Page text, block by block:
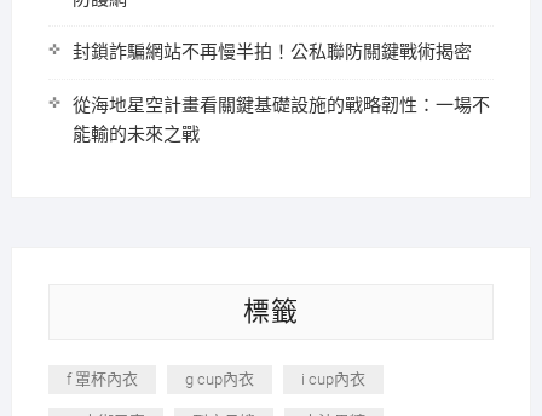
封鎖詐騙網站不再慢半拍！公私聯防關鍵戰術揭密
從海地星空計畫看關鍵基礎設施的戰略韌性：一場不
能輸的未來之戰
標籤
f 罩杯內衣 g cup內衣 i cup內衣